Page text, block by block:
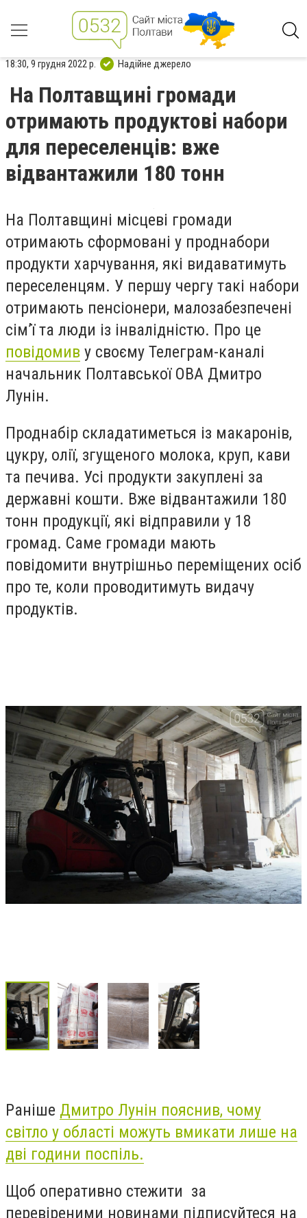
18:30, 9 грудня 2022 р. Надійне джерело
На Полтавщині громади
отримають продуктові набори
для переселенців: вже
відвантажили 180 тонн
На Полтавщині місцеві громади
отримають сформовані у проднабори
продукти харчування, які видаватимуть
переселенцям. У першу чергу такі набори
отримають пенсіонери, малозабезпечені
сім’ї та люди із інвалідністю. Про це
повідомив у своєму Телеграм-каналі
начальник Полтавської ОВА Дмитро
Лунін.
Проднабір складатиметься із макаронів,
цукру, олії, згущеного молока, круп, кави
та печива. Усі продукти закуплені за
державні кошти. Вже відвантажили 180
тонн продукції, які відправили у 18
громад. Саме громади мають
повідомити внутрішньо переміщених осіб
про те, коли проводитимуть видачу
продуктів.
Раніше Дмитро Лунін пояснив, чому
світло у області можуть вмикати лише на
дві години поспіль.
Щоб оперативно стежити за
перевіреними новинами підписуйтеся на